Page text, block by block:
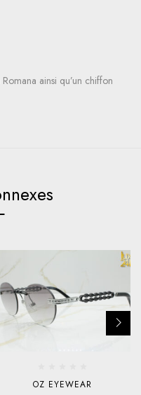
ainsi qu’un chiffon
OZ EYEWEAR